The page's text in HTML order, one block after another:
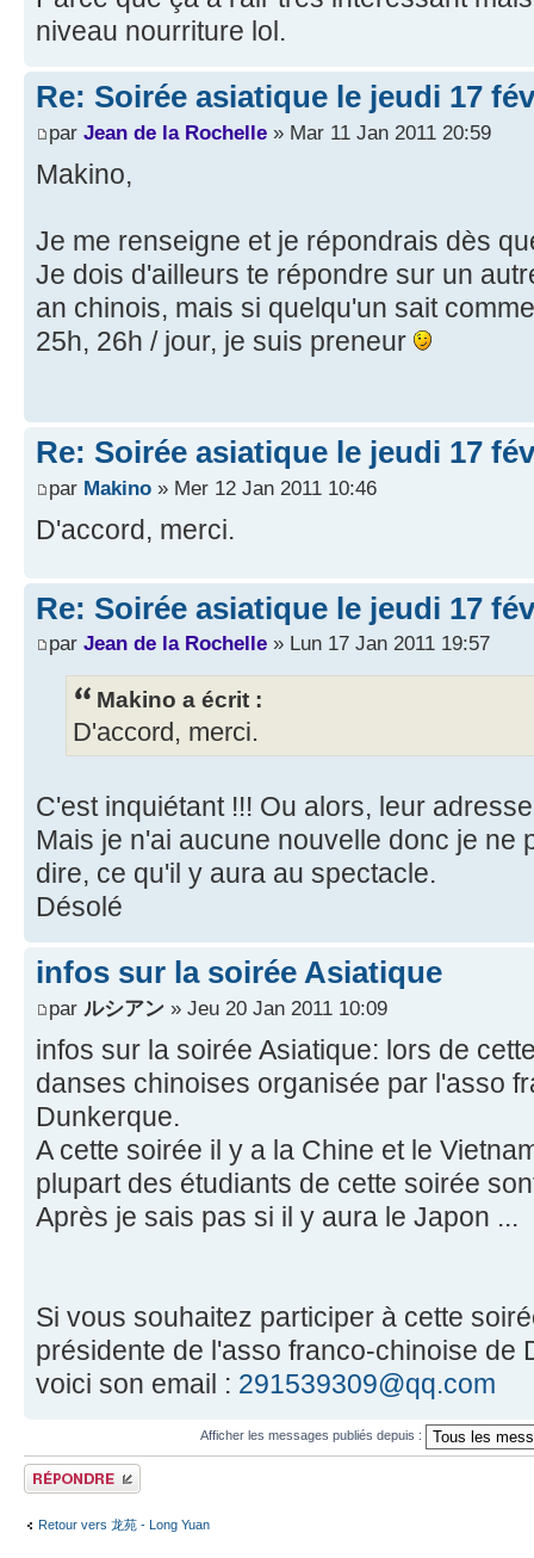
niveau nourriture lol.
Re: Soirée asiatique le jeudi 17
par Jean de la Rochelle » Mar 11 Jan 2011 20:59
Makino,
Je me renseigne et je répondrais dès
Je dois d'ailleurs te répondre sur un
an chinois, mais si quelqu'un sait
25h, 26h / jour, je suis preneur
Re: Soirée asiatique le jeudi 17
par Makino » Mer 12 Jan 2011 10:46
D'accord, merci.
Re: Soirée asiatique le jeudi 17
par Jean de la Rochelle » Lun 17 Jan 2011 19:57
Makino a écrit :
D'accord, merci.
C'est inquiétant !!! Ou alors, leur
Mais je n'ai aucune nouvelle donc je ne
dire, ce qu'il y aura au spectacle.
Désolé
infos sur la soirée Asiatique
par ルシアン » Jeu 20 Jan 2011 10:09
infos sur la soirée Asiatique: lors de
danses chinoises organisée par l'asso
Dunkerque.
A cette soirée il y a la Chine et le
plupart des étudiants de cette soirée
Après je sais pas si il y aura le Japon ...
Si vous souhaitez participer à cette
présidente de l'asso franco-chinoise de
voici son email : 291539309@qq.com
Afficher les messages publiés depuis :
Publier une réponse
Retour vers 龙苑 - Long Yuan